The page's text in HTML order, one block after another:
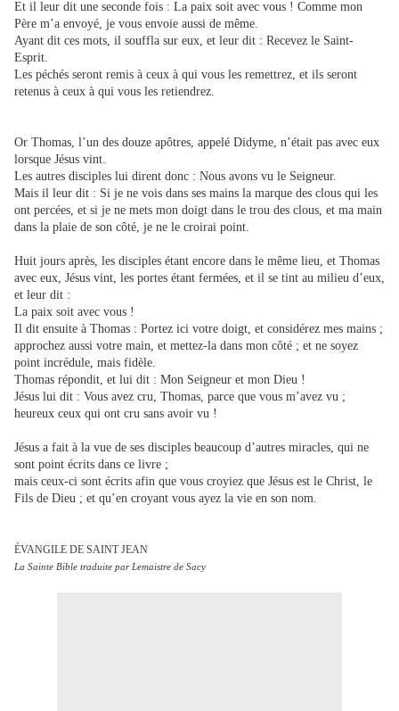
Et il leur dit une seconde fois : La paix soit avec vous ! Comme mon
Père m’a envoyé, je vous envoie aussi de même.
Ayant dit ces mots, il souffla sur eux, et leur dit : Recevez le Saint-
Esprit.
Les péchés seront remis à ceux à qui vous les remettrez, et ils seront
retenus à ceux à qui vous les retiendrez.
Or Thomas, l’un des douze apôtres, appelé Didyme, n’était pas avec eux
lorsque Jésus vint.
Les autres disciples lui dirent donc : Nous avons vu le Seigneur.
Mais il leur dit : Si je ne vois dans ses mains la marque des clous qui les
ont percées, et si je ne mets mon doigt dans le trou des clous, et ma main
dans la plaie de son côté, je ne le croirai point.
Huit jours après, les disciples étant encore dans le même lieu, et Thomas
avec eux, Jésus vint, les portes étant fermées, et il se tint au milieu d’eux,
et leur dit :
La paix soit avec vous !
Il dit ensuite à Thomas : Portez ici votre doigt, et considérez mes mains ;
approchez aussi votre main, et mettez-la dans mon côté ; et ne soyez
point incrédule, mais fidèle.
Thomas répondit, et lui dit : Mon Seigneur et mon Dieu !
Jésus lui dit : Vous avez cru, Thomas, parce que vous m’avez vu ;
heureux ceux qui ont cru sans avoir vu !
Jésus a fait à la vue de ses disciples beaucoup d’autres miracles, qui ne
sont point écrits dans ce livre ;
mais ceux-ci sont écrits afin que vous croyiez que Jésus est le Christ, le
Fils de Dieu ; et qu’en croyant vous ayez la vie en son nom.
ÉVANGILE DE SAINT JEAN
La Sainte Bible traduite par Lemaistre de Sacy